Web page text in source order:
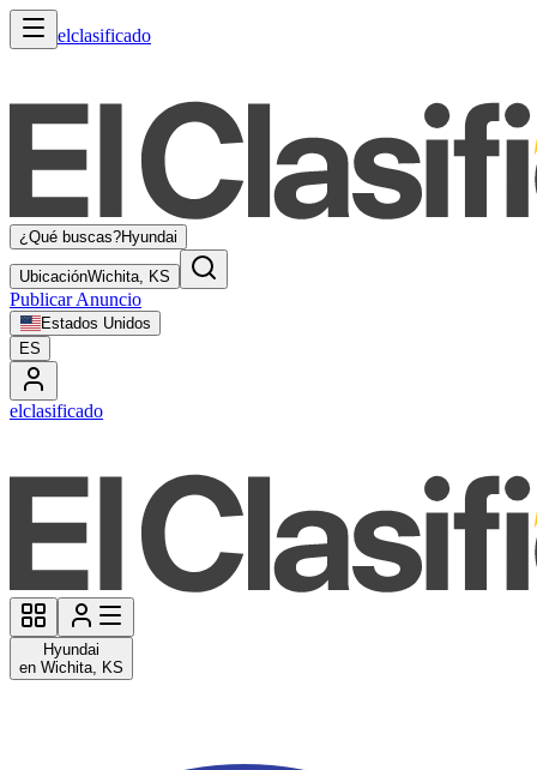
elclasificado
¿Qué buscas?Hyundai
UbicaciónWichita, KS
Publicar Anuncio
Estados Unidos
ES
elclasificado
Hyundai
en Wichita, KS